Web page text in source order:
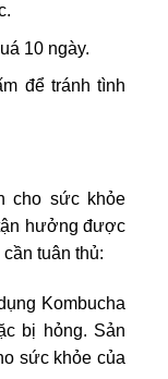
10 ngày.
để tránh tình
cho sức khỏe
hưởng được
tuân thủ:
Kombucha
bị hỏng. Sản
sức khỏe của